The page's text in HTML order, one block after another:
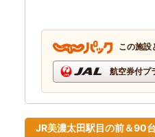
この施設
航空券付プ
JR美濃太田駅目の前＆90